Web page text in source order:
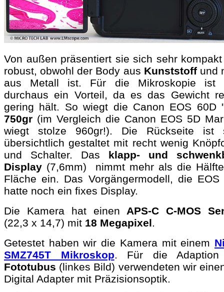
Von außen präsentiert sie sich sehr
robust, obwohl der Body aus Kunststoffund
aus Metall ist. Für die Mikroskopie ist
durchaus ein Vorteil, da es das Gewicht
gering hält. So wiegt die Canon EOS 60D
750gr (im Vergleich die Canon EOS 5D
wiegt stolze 960gr!). Die Rückseite ist
übersichtlich gestaltet mit recht wenig
und Schalter. Das klapp- und
Display (7,6mm) nimmt mehr als die
Fläche ein. Das Vorgängermodell, die EOS
hatte noch ein fixes Display.
Die Kamera hat einen APS-C
C-MOS
(22,3 x 14,7) mit 18 Megapixel.
Getestet haben wir die Kamera mit einem
SMZ745T Mikroskop. Für die Adaption
Fototubus (linkes Bild) verwendeten wir
Digital Adapter mit Präzisionsoptik.